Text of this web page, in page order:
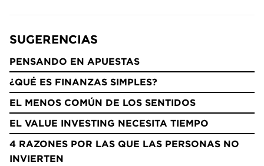
SUGERENCIAS
PENSANDO EN APUESTAS
¿QUÉ ES FINANZAS SIMPLES?
EL MENOS COMÚN DE LOS SENTIDOS
EL VALUE INVESTING NECESITA TIEMPO
4 RAZONES POR LAS QUE LAS PERSONAS NO
INVIERTEN